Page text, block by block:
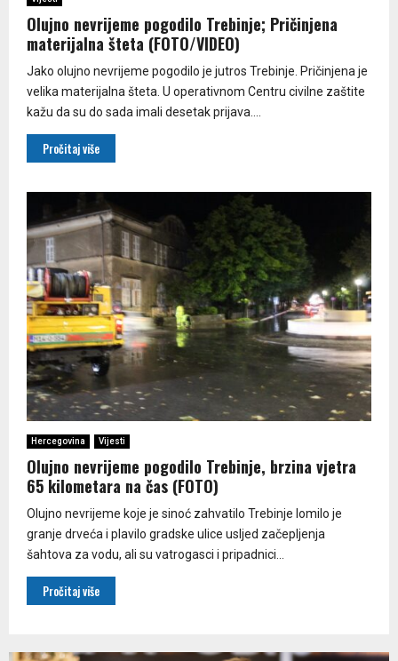
Olujno nevrijeme pogodilo Trebinje; Pričinjena
materijalna šteta (FOTO/VIDEO)
Јako olujno nevrijeme pogodilo je jutros Trebinje. Pričinjena je
velika materijalna šteta. U operativnom Centru civilne zaštite
kažu da su do sada imali desetak prijava....
Pročitaj više
Hercegovina Vijesti
Olujno nevrijeme pogodilo Trebinje, brzina vjetra
65 kilometara na čas (FOTO)
Olujno nevrijeme koje je sinoć zahvatilo Trebinje lomilo je
granje drveća i plavilo gradske ulice usljed začepljenja
šahtova za vodu, ali su vatrogasci i pripadnici...
Pročitaj više